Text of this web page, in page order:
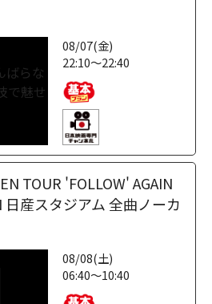
08/07(金)
22:10～22:40
TOUR 'FOLLOW' AGAIN
日産スタジアム 全曲ノーカ
08/08(土)
06:40～10:40